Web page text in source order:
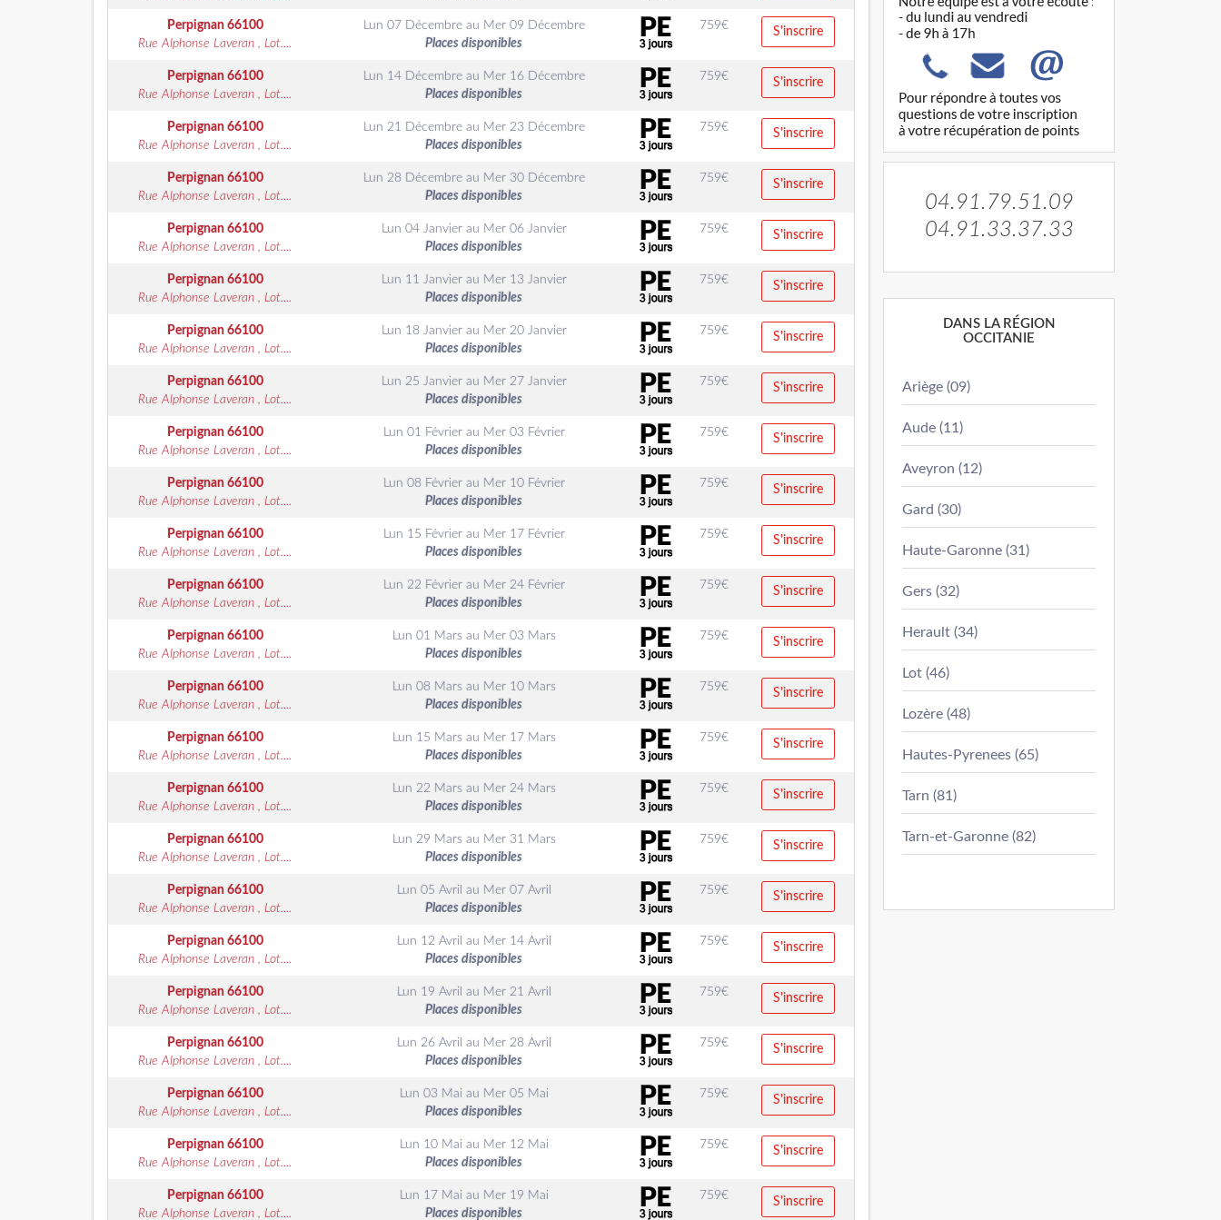
Perpignan 66100
Rue Alphonse Laveran , Lot....
Lun 07 Décembreau Mer 09 Décembre
Places disponibles
759€ S'inscrire
Perpignan 66100
Rue Alphonse Laveran , Lot....
Lun 14 Décembreau Mer 16 Décembre
Places disponibles
759€ S'inscrire
Perpignan 66100
Rue Alphonse Laveran , Lot....
Lun 21 Décembreau Mer 23 Décembre
Places disponibles
759€ S'inscrire
Perpignan 66100
Rue Alphonse Laveran , Lot....
Lun 28 Décembreau Mer 30 Décembre
Places disponibles
759€ S'inscrire
Perpignan 66100
Rue Alphonse Laveran , Lot....
Lun 04 Janvierau Mer 06 Janvier
Places disponibles
759€ S'inscrire
Perpignan 66100
Rue Alphonse Laveran , Lot....
Lun 11 Janvierau Mer 13 Janvier
Places disponibles
759€ S'inscrire
Perpignan 66100
Rue Alphonse Laveran , Lot....
Lun 18 Janvierau Mer 20 Janvier
Places disponibles
759€ S'inscrire
Perpignan 66100
Rue Alphonse Laveran , Lot....
Lun 25 Janvierau Mer 27 Janvier
Places disponibles
759€ S'inscrire
Perpignan 66100
Rue Alphonse Laveran , Lot....
Lun 01 Févrierau Mer 03 Février
Places disponibles
759€ S'inscrire
Perpignan 66100
Rue Alphonse Laveran , Lot....
Lun 08 Févrierau Mer 10 Février
Places disponibles
759€ S'inscrire
Perpignan 66100
Rue Alphonse Laveran , Lot....
Lun 15 Févrierau Mer 17 Février
Places disponibles
759€ S'inscrire
Perpignan 66100
Rue Alphonse Laveran , Lot....
Lun 22 Févrierau Mer 24 Février
Places disponibles
759€ S'inscrire
Perpignan 66100
Rue Alphonse Laveran , Lot....
Lun 01 Marsau Mer 03 Mars
Places disponibles
759€ S'inscrire
Perpignan 66100
Rue Alphonse Laveran , Lot....
Lun 08 Mars au Mer 10 Mars
Places disponibles
759€ S'inscrire
Perpignan 66100
Rue Alphonse Laveran , Lot....
Lun 15 Marsau Mer 17 Mars
Places disponibles
759€ S'inscrire
Perpignan 66100
Rue Alphonse Laveran , Lot....
Lun 22 Mars au Mer 24 Mars
Places disponibles
759€ S'inscrire
Perpignan 66100
Rue Alphonse Laveran , Lot....
Lun 29 Marsau Mer 31 Mars
Places disponibles
759€ S'inscrire
Perpignan 66100
Rue Alphonse Laveran , Lot....
Lun 05 Avril au Mer 07 Avril
Places disponibles
759€ S'inscrire
Perpignan 66100
Rue Alphonse Laveran , Lot....
Lun 12 Avril au Mer 14 Avril
Places disponibles
759€ S'inscrire
Perpignan 66100
Rue Alphonse Laveran , Lot....
Lun 19 Avril au Mer 21 Avril
Places disponibles
759€ S'inscrire
Perpignan 66100
Rue Alphonse Laveran , Lot....
Lun 26 Avril au Mer 28 Avril
Places disponibles
759€ S'inscrire
Perpignan 66100
Rue Alphonse Laveran , Lot....
Lun 03 Mai au Mer 05 Mai
Places disponibles
759€ S'inscrire
Perpignan 66100
Rue Alphonse Laveran , Lot....
Lun 10 Mai au Mer 12 Mai
Places disponibles
759€ S'inscrire
Perpignan 66100
Rue Alphonse Laveran , Lot....
Lun 17 Mai au Mer 19 Mai
Places disponibles
759€ S'inscrire
04.91.79.51.09
04.91.33.37.33
DANS LA RÉGION
OCCITANIE
Ariège (09)
Aude (11)
Aveyron (12)
Gard (30)
Haute-Garonne (31)
Gers (32)
Herault (34)
Lot (46)
Lozère (48)
Hautes-Pyrenees (65)
Tarn (81)
Tarn-et-Garonne (82)